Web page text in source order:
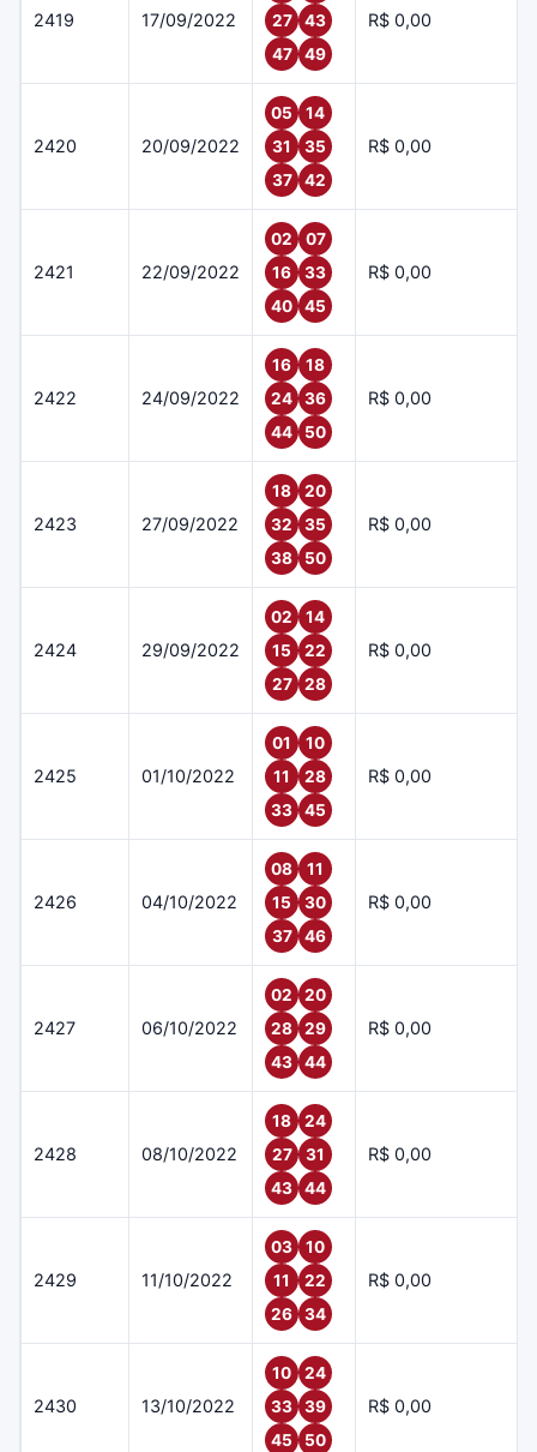
2419 17/09/2022
27
43
47
49
R$ 0,00
2420 20/09/2022
05
14
31
35
37
42
R$ 0,00
2421 22/09/2022
02
07
16
33
40
45
R$ 0,00
2422 24/09/2022
16
18
24
36
44
50
R$ 0,00
2423 27/09/2022
18
20
32
35
38
50
R$ 0,00
2424 29/09/2022
02
14
15
22
27
28
R$ 0,00
2425 01/10/2022
01
10
11
28
33
45
R$ 0,00
2426 04/10/2022
08
11
15
30
37
46
R$ 0,00
2427 06/10/2022
02
20
28
29
43
44
R$ 0,00
2428 08/10/2022
18
24
27
31
43
44
R$ 0,00
2429 11/10/2022
03
10
11
22
26
34
R$ 0,00
2430 13/10/2022
10
24
33
39
45
50
R$ 0,00